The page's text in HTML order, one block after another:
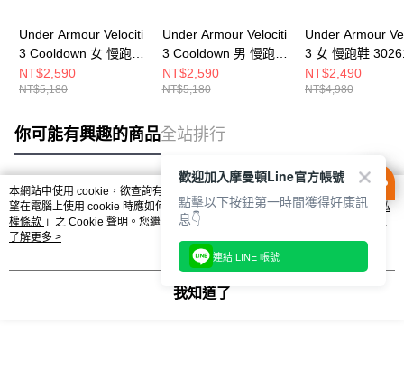
Under Armour Velociti
3 Cooldown 女 慢跑鞋
3027521-301
NT$2,590
NT$5,180
Under Armour Velociti
3 Cooldown 男 慢跑鞋
3027519-300
NT$2,590
NT$5,180
Under Armour
3 女 慢跑鞋
105
NT$2,490
NT$4,980
你可能有興趣的商品全站排行
熱門標籤
本網站中使用 cookie，欲查詢有關本網站使用 cookie 方式之詳情，及若您不希
望在電腦上使用 cookie 時應如何變更電腦的 cookie 設定，請參閱本網站「
隱私
權條款 」之 Cookie 聲明。您繼續使用本網站即表示您同意本公司得按本網站使
用條款之 Cookie 聲明使用 cookie。
了解更多 >
我知道了
歡迎加入摩曼頓Line官方帳號
點擊以下按鈕第一時間獲得好康訊
息👇
連結 LINE 帳號